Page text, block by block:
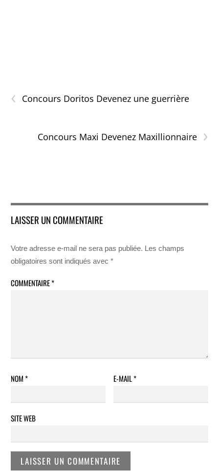
‹ Concours Doritos Devenez une guerrière
›
Concours Maxi Devenez Maxillionnaire
LAISSER UN COMMENTAIRE
Votre adresse e-mail ne sera pas publiée. Les champs
obligatoires sont indiqués avec*
COMMENTAIRE*
NOM* E-MAIL*
SITE WEB